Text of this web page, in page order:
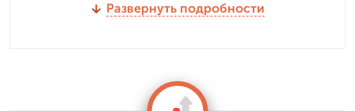
Развернуть подробности